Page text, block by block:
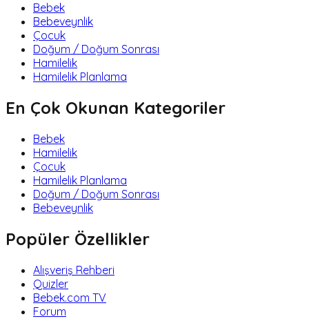
Bebek
Bebeveynlik
Çocuk
Doğum / Doğum Sonrası
Hamilelik
Hamilelik Planlama
En Çok Okunan Kategoriler
Bebek
Hamilelik
Çocuk
Hamilelik Planlama
Doğum / Doğum Sonrası
Bebeveynlik
Popüler Özellikler
Alışveriş Rehberi
Quizler
Bebek.com TV
Forum